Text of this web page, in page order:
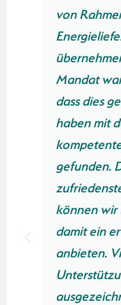
der Fall,
und wir
war sehr